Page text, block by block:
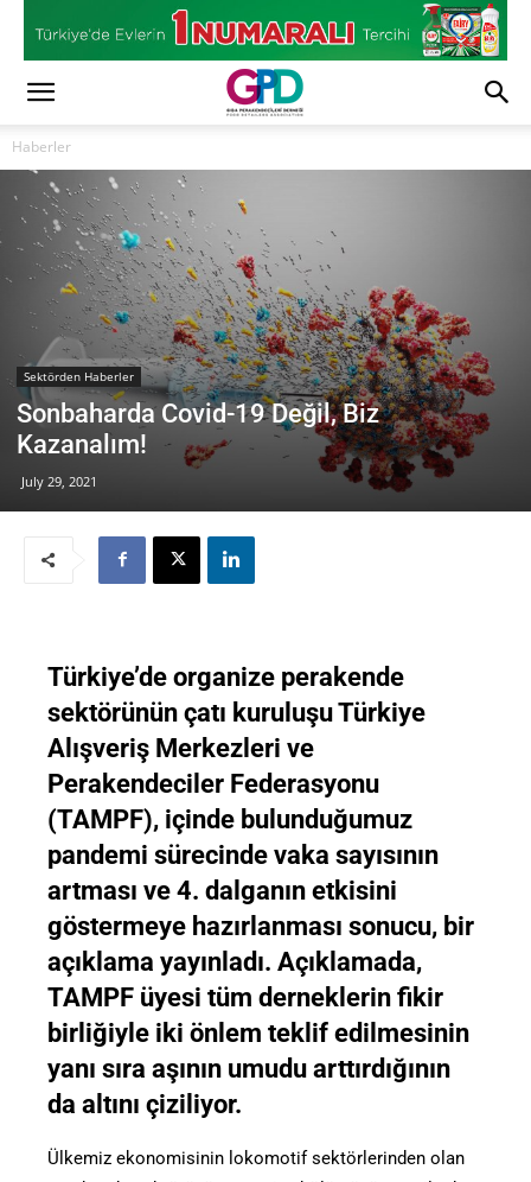
Haberler
Sektörden Haberler
Sonbaharda Covid-19 Değil, Biz
Kazanalım!
July 29, 2021
Türkiye’de organize perakende
sektörünün çatı kuruluşu Türkiye
Alışveriş Merkezleri ve
Perakendeciler Federasyonu
(TAMPF), içinde bulunduğumuz
pandemi sürecinde vaka sayısının
artması ve 4. dalganın etkisini
göstermeye hazırlanması sonucu, bir
açıklama yayınladı. Açıklamada,
TAMPF üyesi tüm derneklerin fikir
birliğiyle iki önlem teklif edilmesinin
yanı sıra aşının umudu arttırdığının
da altını çiziliyor.
Ülkemiz ekonomisinin lokomotif sektörlerinden olan